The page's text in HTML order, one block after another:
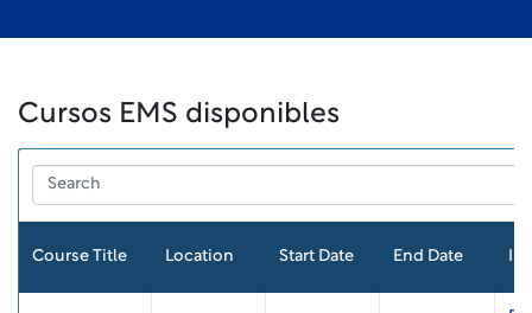
Cursos EMS disponibles
Course Title Location Start Date End Date